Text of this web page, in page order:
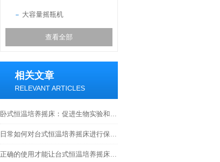
大容量摇瓶机
查看全部
相关文章
RELEVANT ARTICLES